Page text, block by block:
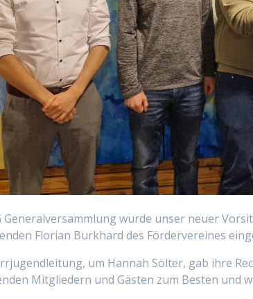
Generalversammlung wurde unser neuer
Florian Burkhard des Fördervereines
um Hannah Sölter, gab ihre
Mitgliedern und Gästen zum Besten und